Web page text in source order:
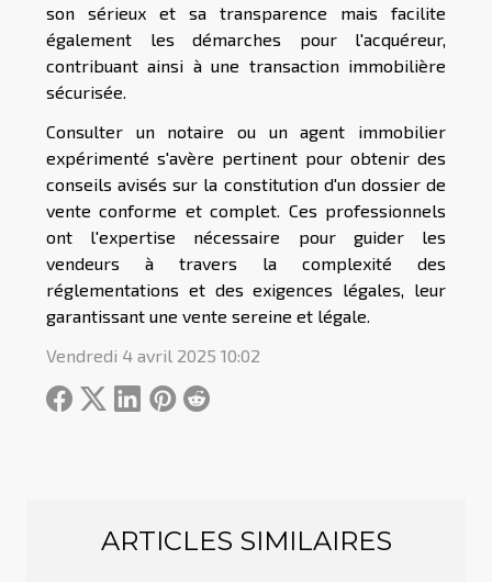
son sérieux et sa transparence mais facilite
également les démarches pour l'acquéreur,
contribuant ainsi à une transaction immobilière
sécurisée.
Consulter un notaire ou un agent immobilier
expérimenté s'avère pertinent pour obtenir des
conseils avisés sur la constitution d'un dossier de
vente conforme et complet. Ces professionnels
ont l'expertise nécessaire pour guider les
vendeurs à travers la complexité des
réglementations et des exigences légales, leur
garantissant une vente sereine et légale.
Vendredi 4 avril 2025 10:02
ARTICLES SIMILAIRES